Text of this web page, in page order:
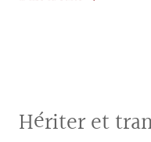
Hériter et